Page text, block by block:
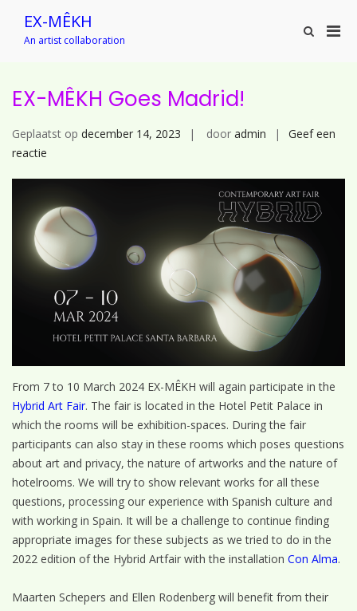
inhoud
EX-MÊKH
An artist collaboration
Toon
EX-MÊKH Goes Madrid!
Geplaatst op december 14, 2023 door admin
Geef een
reactie
Goes
Madrid!
From 7 to 10 March 2024 EX-MÊKH will again participate in the
Hybrid Art Fair. The fair is located in the Hotel Petit Palace in
which the rooms will be exhibition-spaces. During the fair
participants can also stay in these rooms which poses questions
about art and privacy, the nature of artworks and the nature of
hotelrooms. We will try to show relevant works for all these
questions, processing our experience with Spanish culture and
with working in Spain. It will be a challenge to continue finding
appropriate images for these subjects as we tried to do in the
2022 edition of the Hybrid Artfair with the installation Con Alma.
Maarten Schepers and Ellen Rodenberg will benefit from their